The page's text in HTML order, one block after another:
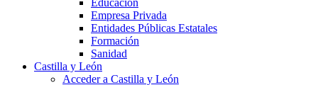
Educación
Empresa Privada
Entidades Públicas Estatales
Formación
Sanidad
Castilla y León
Acceder a Castilla y León